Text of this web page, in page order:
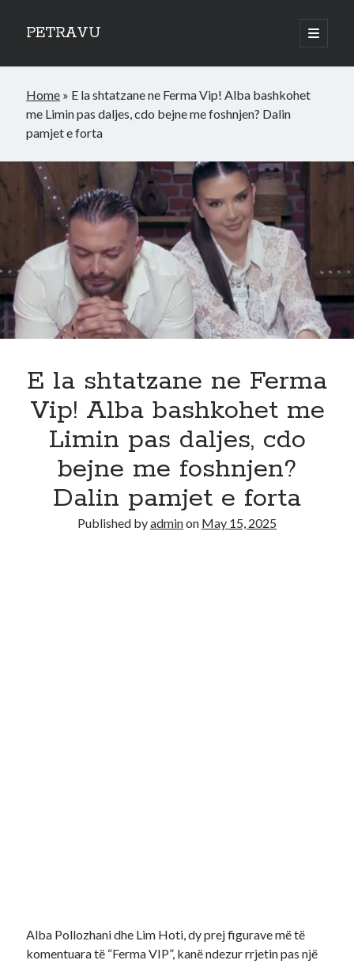
PETRAVU
open
primary
Sidebar
Bank
Credit Cards
Uncategorized
Home » E la shtatzane ne Ferma Vip! Alba bashkohet
me Limin pas daljes, cdo bejne me foshnjen? Dalin
pamjet e forta
E la shtatzane ne Ferma
Vip! Alba bashkohet me
Limin pas daljes, cdo
bejne me foshnjen?
Dalin pamjet e forta
Published byadminon May 15, 2025
Alba Pollozhani dhe Lim Hoti, dy prej figurave më të
komentuara të “Ferma VIP”, kanë ndezur rrjetin pas një